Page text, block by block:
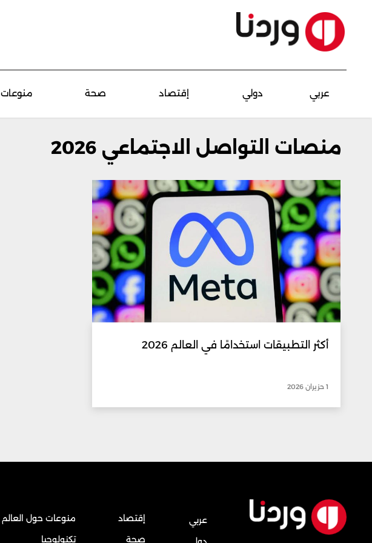
عربي دولي إقتصاد صحة منوعات
منصات التواصل الاجتماعي 2026
أكثر التطبيقات استخدامًا في العالم 2026
1 حزيران 2026
عربي
إقتصاد
صحة
منوعات حول العالم
تكنولوجيا